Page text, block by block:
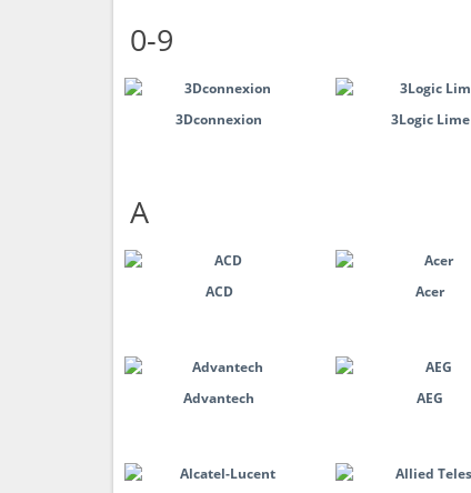
0-9
3Dconnexion 3Logic Lime
A
ACD Acer
Advantech AEG